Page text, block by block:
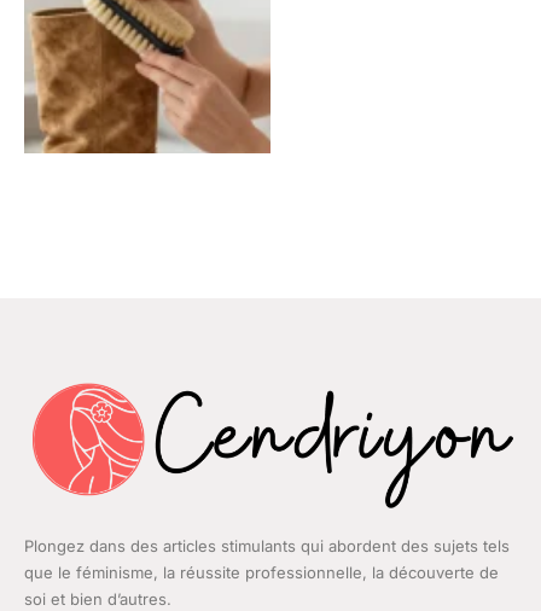
Plongez dans des articles stimulants qui abordent des sujets tels
que le féminisme, la réussite professionnelle, la découverte de
soi et bien d’autres.